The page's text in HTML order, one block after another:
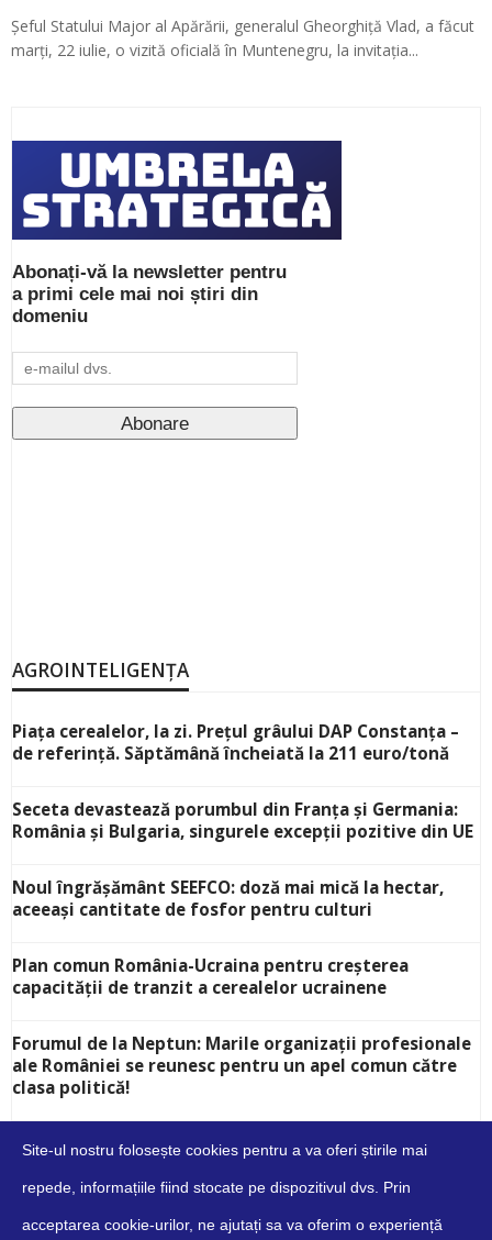
Șeful Statului Major al Apărării, generalul Gheorghiță Vlad, a făcut
marți, 22 iulie, o vizită oficială în Muntenegru, la invitația...
Abonați-vă la newsletter pentru
a primi cele mai noi știri din
domeniu
AGROINTELIGENȚA
Piața cerealelor, la zi. Prețul grâului DAP Constanța –
de referință. Săptămână încheiată la 211 euro/tonă
Seceta devastează porumbul din Franța și Germania:
România și Bulgaria, singurele excepții pozitive din UE
Noul îngrășământ SEEFCO: doză mai mică la hectar,
aceeași cantitate de fosfor pentru culturi
Plan comun România-Ucraina pentru creșterea
capacității de tranzit a cerealelor ucrainene
Forumul de la Neptun: Marile organizații profesionale
ale României se reunesc pentru un apel comun către
clasa politică!
Site-ul nostru folosește cookies pentru a va oferi știrile mai
repede, informațiile fiind stocate pe dispozitivul dvs. Prin
acceptarea cookie-urilor, ne ajutați sa va oferim o experiență